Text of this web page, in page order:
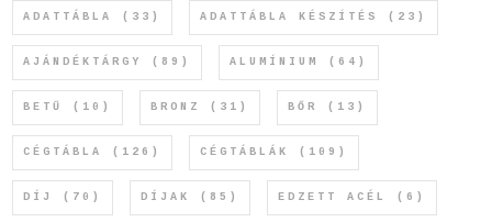
ADATTÁBLA (33) ADATTÁBLA KÉSZÍTÉS (23)
AJÁNDÉKTÁRGY (89) ALUMÍNIUM (64)
BETŰ (10) BRONZ (31) BŐR (13)
CÉGTÁBLA (126) CÉGTÁBLÁK (109)
DÍJ (70) DÍJAK (85) EDZETT ACÉL (6)